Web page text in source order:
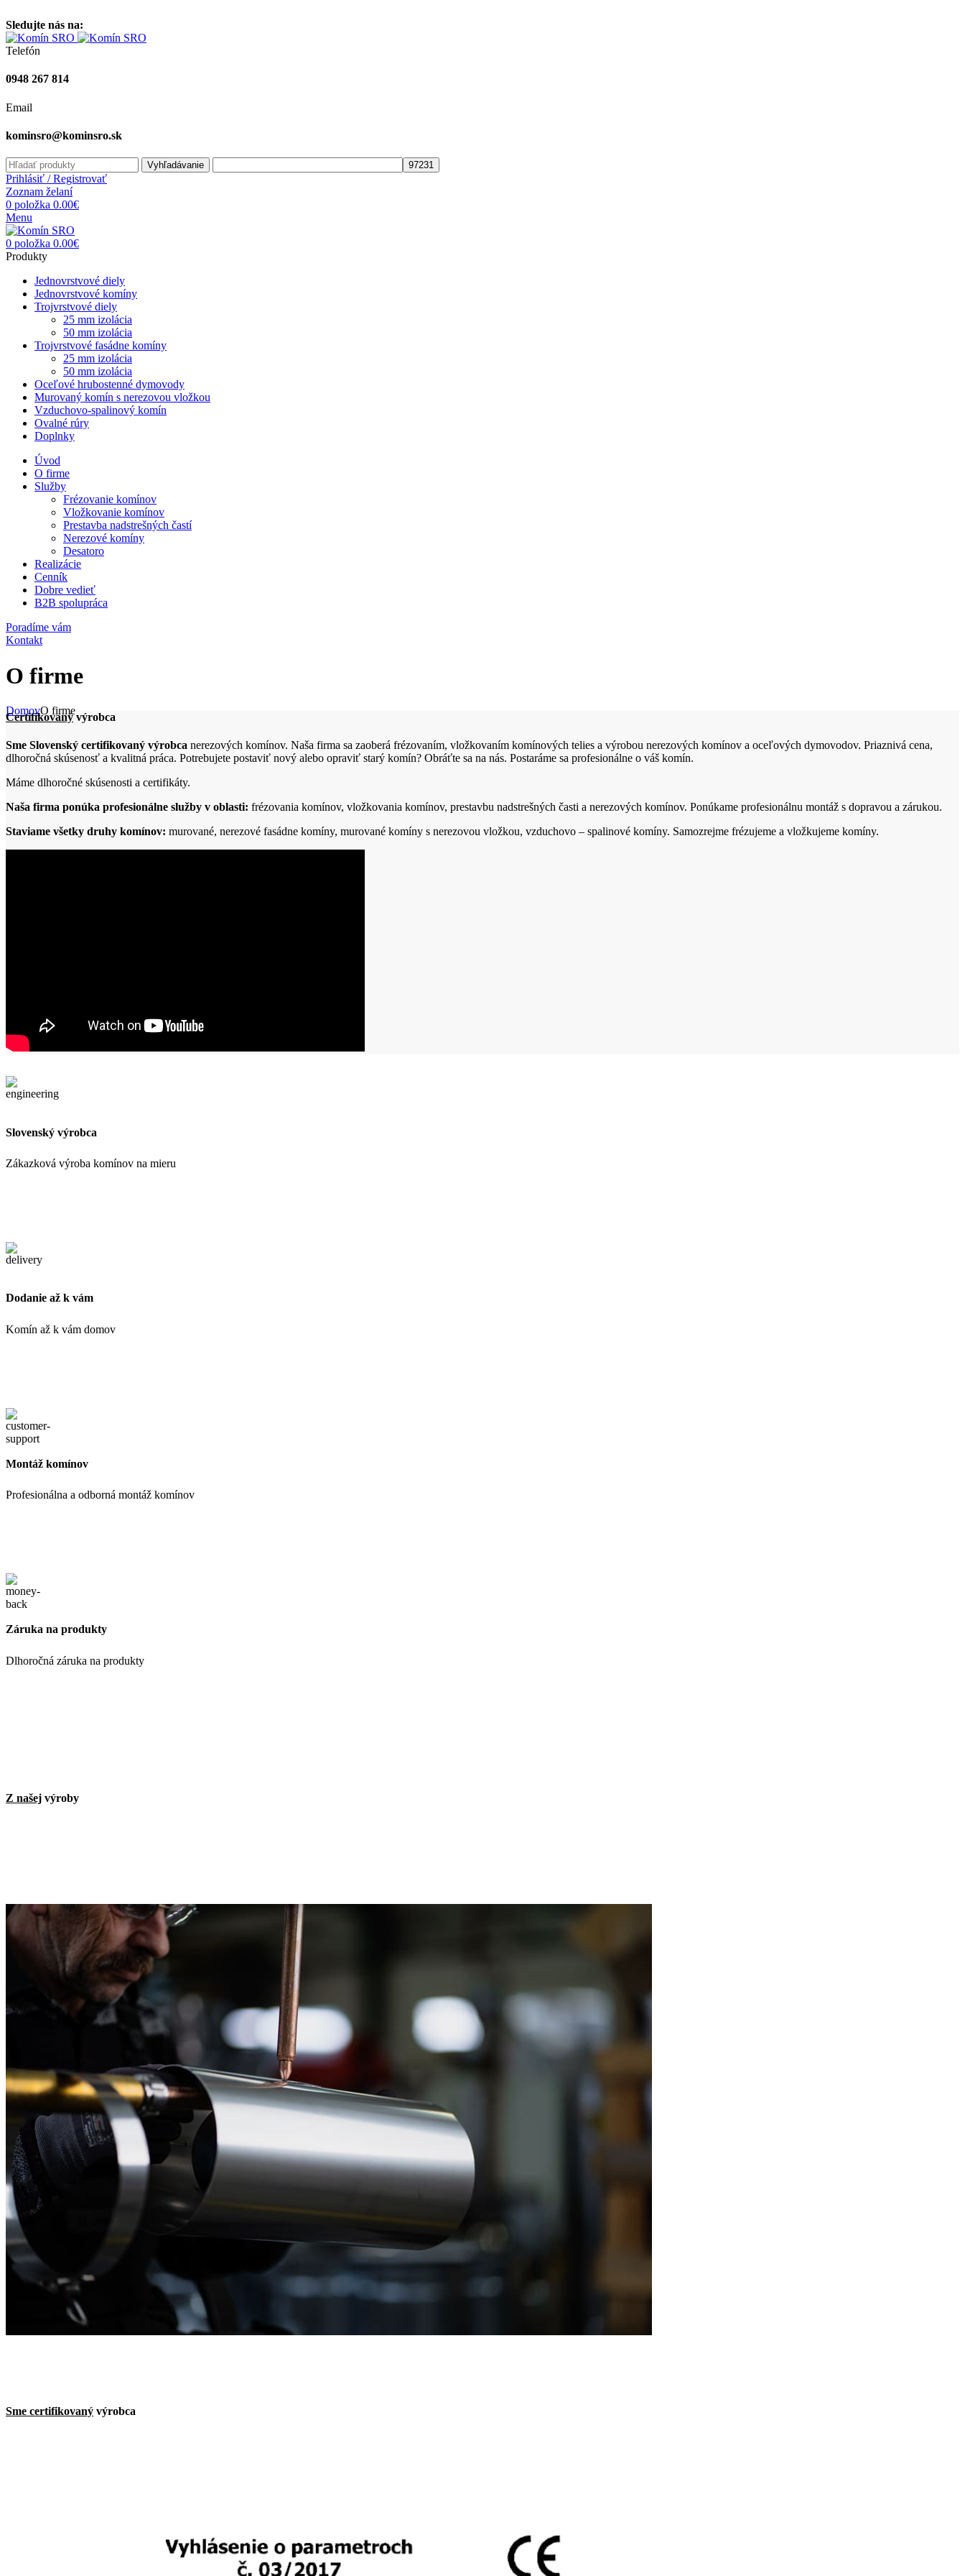
Sledujte nás na:
Telefón
0948 267 814
Email
kominsro@kominsro.sk
Vyhľadávanie
Prihlásiť / Registrovať
Zoznam želaní
0 položka 0.00€
Menu
0 položka 0.00€
Produkty
Jednovrstvové diely
Jednovrstvové komíny
Trojvrstvové diely
25 mm izolácia
50 mm izolácia
Trojvrstvové fasádne komíny
25 mm izolácia
50 mm izolácia
Oceľové hrubostenné dymovody
Murovaný komín s nerezovou vložkou
Vzduchovo-spalinový komín
Ovalné rúry
Doplnky
Úvod
O firme
Služby
Frézovanie komínov
Vložkovanie komínov
Prestavba nadstrešných častí
Nerezové komíny
Desatoro
Realizácie
Cenník
Dobre vedieť
B2B spolupráca
Poradíme vám
Kontakt
O firme
DomovO firme
Certifikovanývýrobca
Sme Slovenský certifikovaný výrobca nerezových komínov. Naša firma sa zaoberá frézovaním, vložkovaním komínových telies a výrobou nerezových komínov a oceľových dymovodov. Priaznivá cena,
dlhoročná skúsenosť a kvalitná práca. Potrebujete postaviť nový alebo opraviť starý komín? Obráťte sa na nás. Postaráme sa profesionálne o váš komín.
Máme dlhoročné skúsenosti a certifikáty.
Naša firma ponúka profesionálne služby v oblasti: frézovania komínov, vložkovania komínov, prestavbu nadstrešných časti a nerezových komínov. Ponúkame profesionálnu montáž s dopravou a zárukou.
Staviame všetky druhy komínov: murované, nerezové fasádne komíny, murované komíny s nerezovou vložkou, vzduchovo – spalinové komíny. Samozrejme frézujeme a vložkujeme komíny.
Slovenský výrobca
Zákazková výroba komínov na mieru
Dodanie až k vám
Komín až k vám domov
Montáž komínov
Profesionálna a odborná montáž komínov
Záruka na produkty
Dlhoročná záruka na produkty
Z našej výroby
Sme certifikovaný výrobca